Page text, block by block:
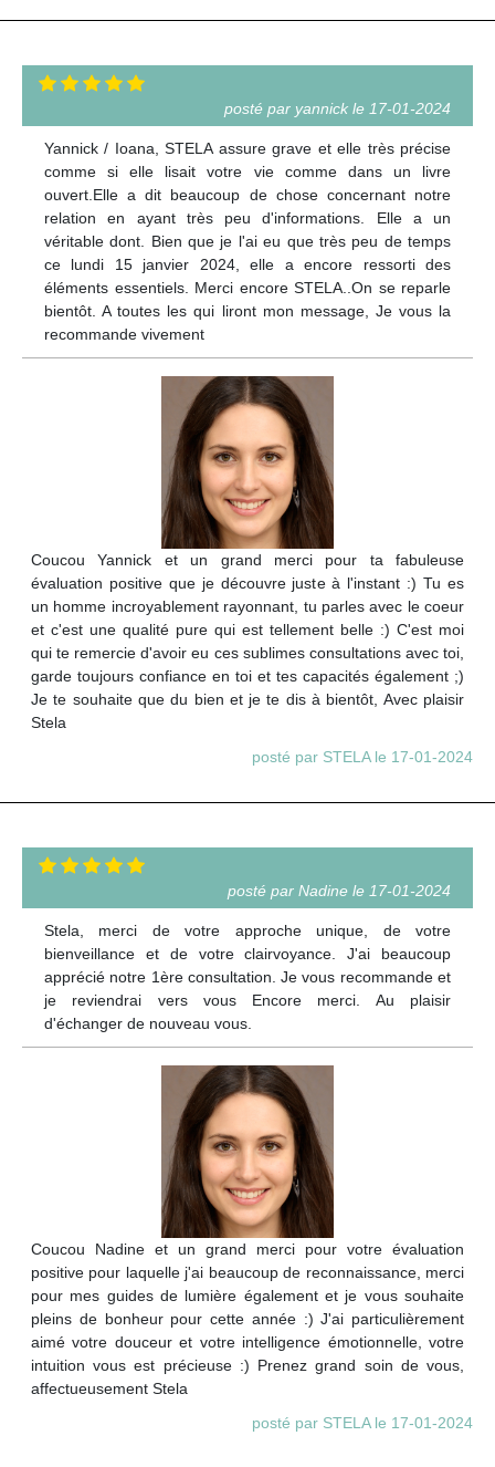
posté par yannick le 17-01-2024
Yannick / Ioana, STELA assure grave et elle très précise
comme si elle lisait votre vie comme dans un livre
ouvert.Elle a dit beaucoup de chose concernant notre
relation en ayant très peu d'informations. Elle a un
véritable dont. Bien que je l'ai eu que très peu de temps
ce lundi 15 janvier 2024, elle a encore ressorti des
éléments essentiels. Merci encore STELA..On se reparle
bientôt. A toutes les qui liront mon message, Je vous la
recommande vivement
Coucou Yannick et un grand merci pour ta fabuleuse
évaluation positive que je découvre juste à l'instant :) Tu es
un homme incroyablement rayonnant, tu parles avec le coeur
et c'est une qualité pure qui est tellement belle :) C'est moi
qui te remercie d'avoir eu ces sublimes consultations avec toi,
garde toujours confiance en toi et tes capacités également ;)
Je te souhaite que du bien et je te dis à bientôt, Avec plaisir
Stela
posté par STELA le 17-01-2024
posté par Nadine le 17-01-2024
Stela, merci de votre approche unique, de votre
bienveillance et de votre clairvoyance. J'ai beaucoup
apprécié notre 1ère consultation. Je vous recommande et
je reviendrai vers vous Encore merci. Au plaisir
d'échanger de nouveau vous.
Coucou Nadine et un grand merci pour votre évaluation
positive pour laquelle j'ai beaucoup de reconnaissance, merci
pour mes guides de lumière également et je vous souhaite
pleins de bonheur pour cette année :) J'ai particulièrement
aimé votre douceur et votre intelligence émotionnelle, votre
intuition vous est précieuse :) Prenez grand soin de vous,
affectueusement Stela
posté par STELA le 17-01-2024